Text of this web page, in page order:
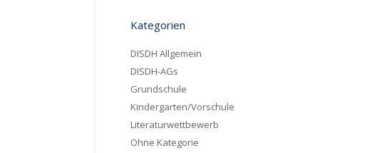
Kategorien
DISDH Allgemein
DISDH-AGs
Grundschule
Kindergarten/Vorschule
Literaturwettbewerb
Ohne Kategorie